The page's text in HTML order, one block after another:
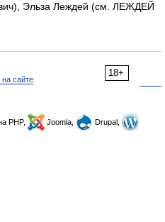
Эльза Леждей (см. ЛЕЖДЕЙ
18+
сайте
PHP, Joomla,
Drupal,